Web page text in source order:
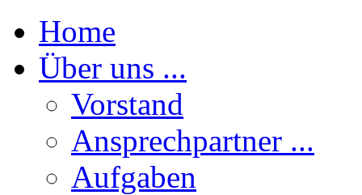
Home
Über uns ...
Vorstand
Ansprechpartner ...
Aufgaben